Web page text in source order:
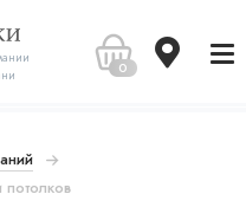
0
потолков